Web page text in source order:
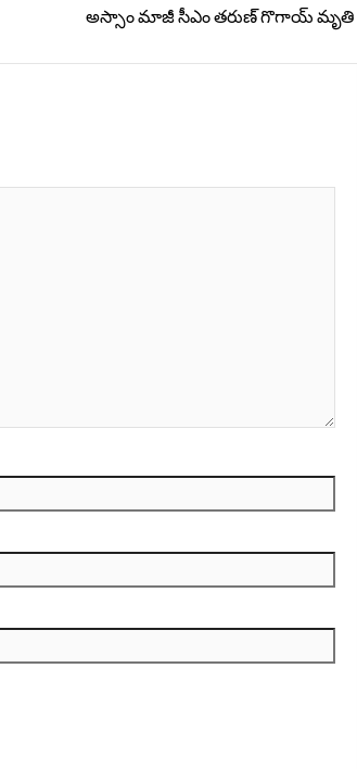
అస్సాం మాజీ సీఎం తరుణ్ గొగాయ్ మృతి